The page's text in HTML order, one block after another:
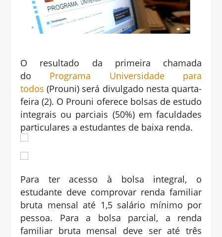
O resultado da primeira chamada
do Programa Universidade para
todos (Prouni) será divulgado nesta quarta-
feira (2). O Prouni oferece bolsas de estudo
integrais ou parciais (50%) em faculdades
particulares a estudantes de baixa renda.
Para ter acesso à bolsa integral, o
estudante deve comprovar renda familiar
bruta mensal até 1,5 salário mínimo por
pessoa. Para a bolsa parcial, a renda
familiar bruta mensal deve ser até três